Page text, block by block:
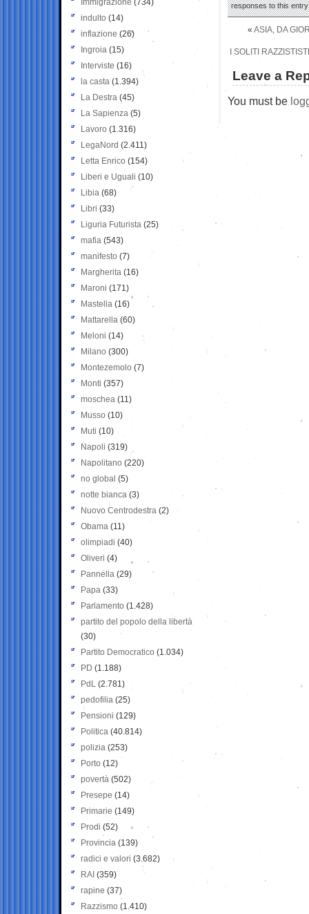
responses to this
« ASIA, DA
I SOLITI
Leave a
You must be
Immigrazione (734)
indulto (14)
inflazione (26)
Ingroia (15)
Interviste (16)
la casta (1.394)
La Destra (45)
La Sapienza (5)
Lavoro (1.316)
LegaNord (2.411)
Letta Enrico (154)
Liberi e Uguali (10)
Libia (68)
Libri (33)
Liguria Futurista (25)
mafia (543)
manifesto (7)
Margherita (16)
Maroni (171)
Mastella (16)
Mattarella (60)
Meloni (14)
Milano (300)
Montezemolo (7)
Monti (357)
moschea (11)
Musso (10)
Muti (10)
Napoli (319)
Napolitano (220)
no global (5)
notte bianca (3)
Nuovo Centrodestra (2)
Obama (11)
olimpiadi (40)
Oliveri (4)
Pannella (29)
Papa (33)
Parlamento (1.428)
partito del popolo della libertà
(30)
Partito Democratico (1.034)
PD (1.188)
PdL (2.781)
pedofilia (25)
Pensioni (129)
Politica (40.814)
polizia (253)
Porto (12)
povertà (502)
Presepe (14)
Primarie (149)
Prodi (52)
Provincia (139)
radici e valori (3.682)
RAI (359)
rapine (37)
Razzismo (1.410)